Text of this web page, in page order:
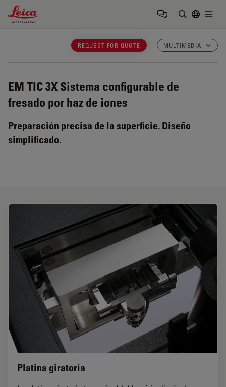
Leica Microsystems Logo
REQUEST FOR QUOTE MULTIMEDIA
EM TIC 3X Sistema configurable de
fresado por haz de iones
Preparación precisa de la superficie. Diseño
simplificado.
Platina giratoria